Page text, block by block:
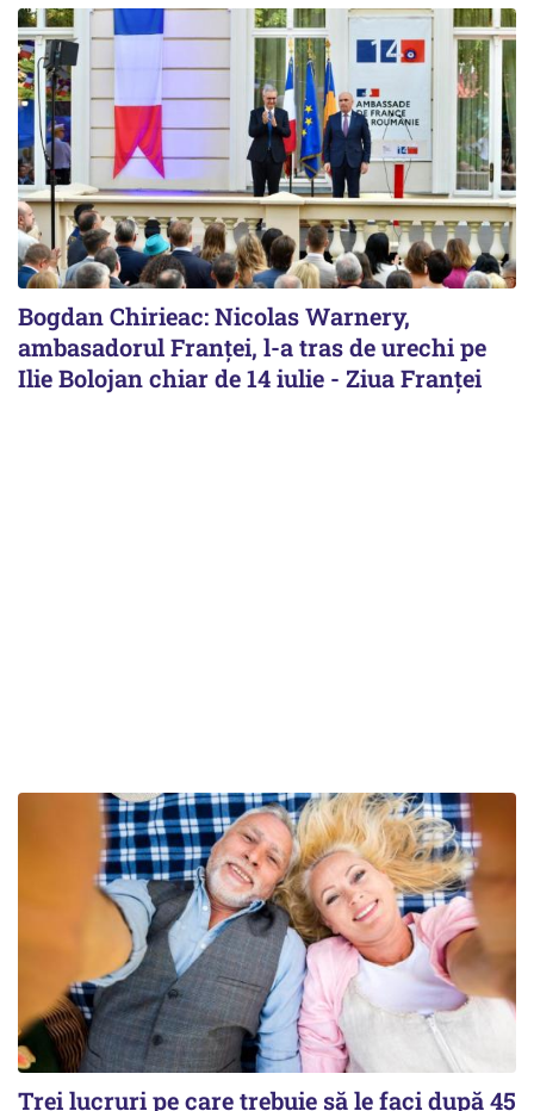
Bogdan Chirieac: Nicolas Warnery,
ambasadorul Franței, l-a tras de urechi pe
Ilie Bolojan chiar de 14 iulie - Ziua Franței
Trei lucruri pe care trebuie să le faci după 45